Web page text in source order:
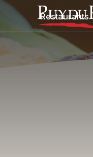
Restaurants